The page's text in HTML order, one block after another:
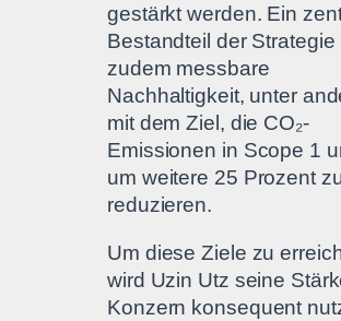
gestärkt werden. Ein
Bestandteil der Strategie
zudem messbare
Nachhaltigkeit, unter
mit dem Ziel, die CO₂-
Emissionen in Scope 1
um weitere 25 Prozent
reduzieren.
Um diese Ziele zu
wird Uzin Utz seine
Konzern konsequent